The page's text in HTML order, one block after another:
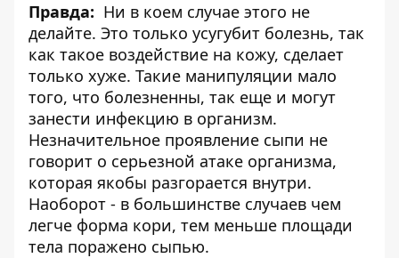
Правда: Ни в коем случае этого не
делайте. Это только усугубит болезнь, так
как такое воздействие на кожу, сделает
только хуже. Такие манипуляции мало
того, что болезненны, так еще и могут
занести инфекцию в организм.
Незначительное проявление сыпи не
говорит о серьезной атаке организма,
которая якобы разгорается внутри.
Наоборот - в большинстве случаев чем
легче форма кори, тем меньше площади
тела поражено сыпью.